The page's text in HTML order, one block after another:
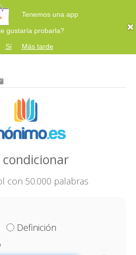
Tenemos una app
gustaría probarla?
Sí
Más tarde
con 50.000 palabras
Definición